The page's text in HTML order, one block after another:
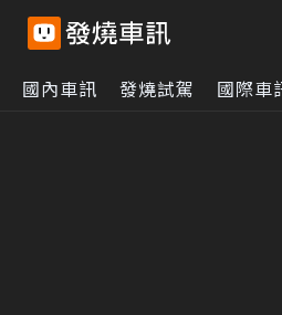
國內車訊 發燒試駕 國際車